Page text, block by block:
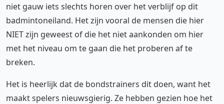
niet gauw iets slechts horen over het verblijf op dit
badmintoneiland. Het zijn vooral de mensen die hier
NIET zijn geweest of die het niet aankonden om hier
met het niveau om te gaan die het proberen af te
breken.
Het is heerlijk dat de bondstrainers dit doen, want het
maakt spelers nieuwsgierig. Ze hebben gezien hoe het